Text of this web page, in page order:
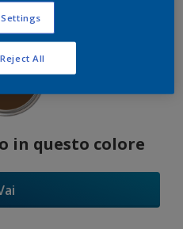
in questo colore
Reject All